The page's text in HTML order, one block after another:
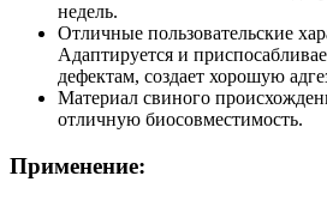
недель.
Отличные пользовательские
Адаптируется и
дефектам, создает хорошую
Материал свиного
отличную биосовместимость.
Применение: